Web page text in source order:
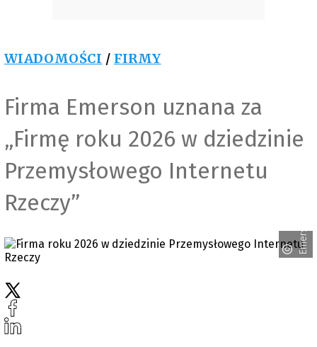
WIADOMOŚCI / FIRMY
Firma Emerson uznana za
„Firmę roku 2026 w dziedzinie
Przemysłowego Internetu
Rzeczy”
Emerson